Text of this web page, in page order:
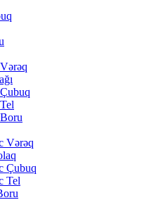
Vərəq
Çubuq
Tel